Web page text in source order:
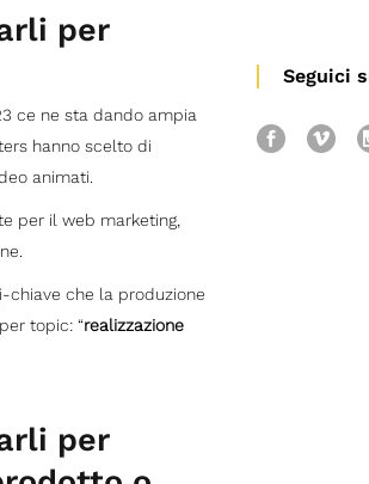
per
ce ne sta dando ampia
hanno scelto di
animati.
per il web marketing,
chiave che la produzione
topic: “realizzazione
per
Seguici